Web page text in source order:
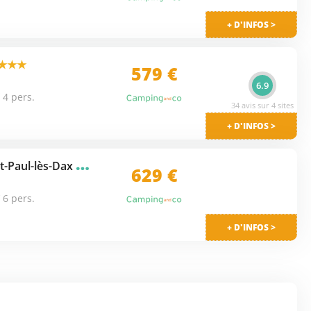
+ D'INFOS >
4 pers.
579 €
+ D'INFOS >
6.9
34 avis sur 4 sites
C
amping L'etang D'ardy (Saint-Paul-lès-Dax à 4 km) ★★★
6 pers.
629 €
+ D'INFOS >